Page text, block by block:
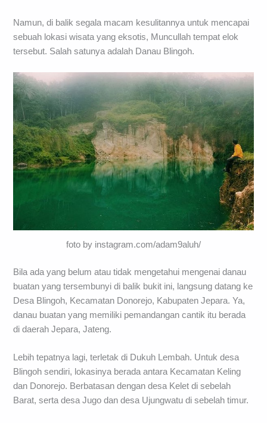
Namun, di balik segala macam kesulitannya untuk mencapai
sebuah lokasi wisata yang eksotis, Muncullah tempat elok
tersebut. Salah satunya adalah Danau Blingoh.
foto by instagram.com/adam9aluh/
Bila ada yang belum atau tidak mengetahui mengenai danau
buatan yang tersembunyi di balik bukit ini, langsung datang ke
Desa Blingoh, Kecamatan Donorejo, Kabupaten Jepara. Ya,
danau buatan yang memiliki pemandangan cantik itu berada
di daerah Jepara, Jateng.
Lebih tepatnya lagi, terletak di Dukuh Lembah. Untuk desa
Blingoh sendiri, lokasinya berada antara Kecamatan Keling
dan Donorejo. Berbatasan dengan desa Kelet di sebelah
Barat, serta desa Jugo dan desa Ujungwatu di sebelah timur.